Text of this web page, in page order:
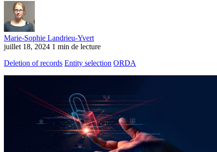
Marie-Sophie Landrieu-Yvert
juillet 18, 2024 1 min de lecture
Deletion of records Entity selection ORDA